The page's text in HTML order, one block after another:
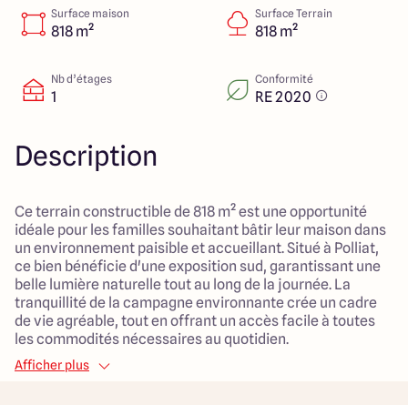
112 Route de Lyon
71000 Mâcon
4.6
Surface maison
818 m²
Surface Terrain
818 m²
Nb d’étages
1
Conformité
RE 2020
Description
Ce terrain constructible de 818 m² est une opportunité
idéale pour les familles souhaitant bâtir leur maison dans
un environnement paisible et accueillant. Situé à Polliat,
ce bien bénéficie d'une exposition sud, garantissant une
belle lumière naturelle tout au long de la journée. La
tranquillité de la campagne environnante crée un cadre
de vie agréable, tout en offrant un accès facile à toutes
les commodités nécessaires au quotidien.
Les alentours comprennent des services essentiels tels
Afficher plus